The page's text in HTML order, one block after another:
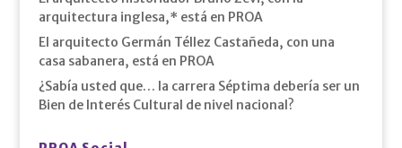
arquitectura inglesa,* está en PROA
El arquitecto Germán Téllez Castañeda, con una
casa sabanera, está en PROA
¿Sabía usted que… la carrera Séptima debería ser un
Bien de Interés Cultural de nivel nacional?